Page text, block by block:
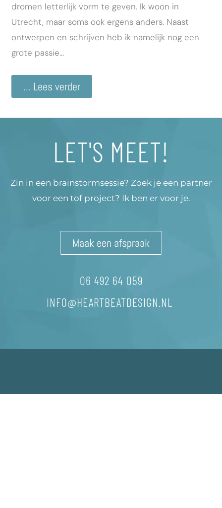
dromen letterlijk vorm te geven. Ik woon in
Utrecht, maar soms ook ergens anders. Naast
ontwerpen en schrijven heb ik namelijk nog een
grote passie…
... Lees verder
LET'S MEET!
Zin in een brainstormsessie? Zoek je een partner
voor een tof project? Ik ben er voor je.
Maak een afspraak
06 492 64 059
INFO@HEARTBEATDESIGN.NL